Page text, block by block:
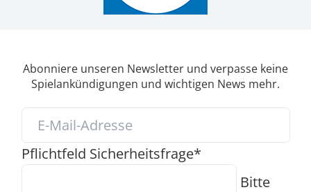
Abonniere unseren Newsletter und verpasse keine
Spielankündigungen und wichtigen News mehr.
Pflichtfeld Sicherheitsfrage*
Bitte